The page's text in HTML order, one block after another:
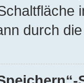
durch